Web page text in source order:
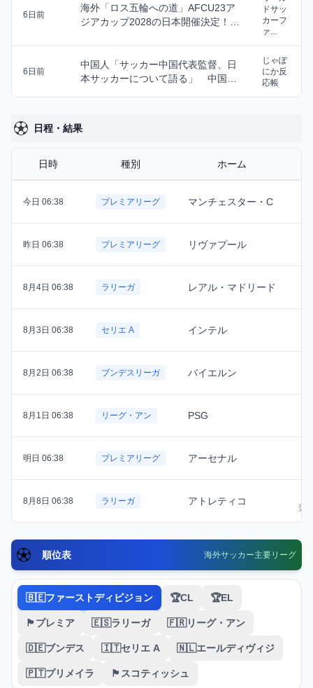
6日前
海外「ロス五輪への道」AFCU23ア
ジアカップ2028の日本開催決定！
ドサッ
カーフ
ァ...
6日前
中国人「サッカー中国代表監督、日
本サッカーについて語る」 中国人
じゃぽ
にか反
応帳
日程・結果
日時 種別 ホーム
今日 06:38 プレミアリーグ マンチェスター・C
昨日 06:38 プレミアリーグ リヴァプール
8月4日 06:38 ラリーガ レアル・マドリード
8月3日 06:38 セリエ A インテル
8月2日 06:38 ブンデスリーガ バイエルン
8月1日 06:38 リーグ・アン PSG
明日 06:38 プレミアリーグ アーセナル
8月8日 06:38 ラリーガ アトレティコ
翌
順位表 海外サッカー主要リーグ
🇧🇪ファーストディビジョン 🏆CL 🏆EL
🏴󠁧󠁢󠁥󠁮󠁧󠁿プレミア 🇪🇸ラリーガ 🇫🇷リーグ・アン
🇩🇪ブンデス 🇮🇹セリエ A 🇳🇱エールディヴィジ
🇵🇹プリメイラ 🏴󠁧󠁢󠁳󠁣󠁴󠁿スコティッシュ